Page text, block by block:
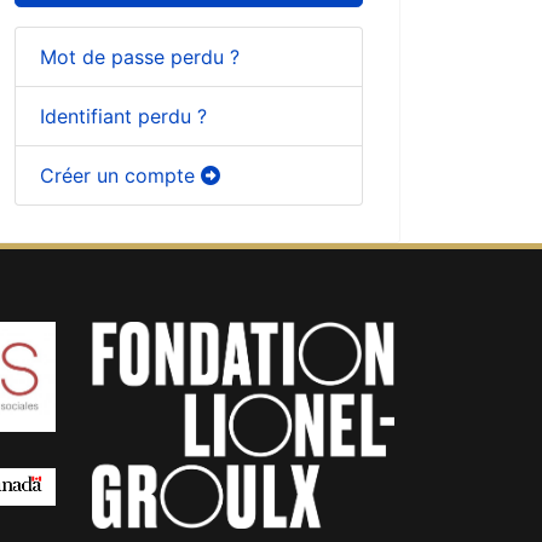
Mot de passe perdu ?
Identifiant perdu ?
Créer un compte